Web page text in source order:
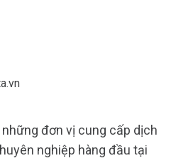
đơn vị cung cấp dịch
nghiệp hàng đầu tại